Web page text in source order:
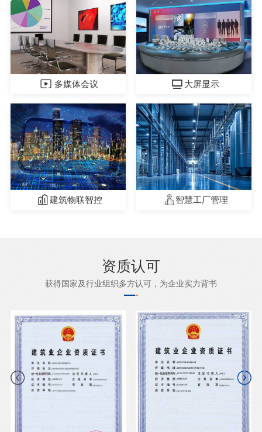
多媒体会议 大屏显示
建筑物联智控 智慧工厂管理
资质认可
获得国家及行业组织多方认可，为企业实力背书